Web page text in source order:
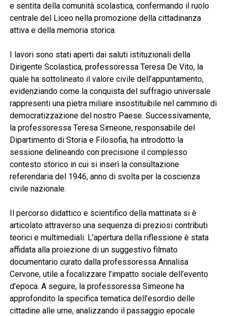
e sentita della comunità scolastica, confermando il ruolo
centrale del Liceo nella promozione della cittadinanza
attiva e della memoria storica.
I lavori sono stati aperti dai saluti istituzionali della
Dirigente Scolastica, professoressa Teresa De Vito, la
quale ha sottolineato il valore civile dell’appuntamento,
evidenziando come la conquista del suffragio universale
rappresenti una pietra miliare insostituibile nel cammino di
democratizzazione del nostro Paese. Successivamente,
la professoressa Teresa Simeone, responsabile del
Dipartimento di Storia e Filosofia, ha introdotto la
sessione delineando con precisione il complesso
contesto storico in cui si inserì la consultazione
referendaria del 1946, anno di svolta per la coscienza
civile nazionale.
Il percorso didattico e scientifico della mattinata si è
articolato attraverso una sequenza di preziosi contributi
teorici e multimediali. L’apertura della riflessione è stata
affidata alla proiezione di un suggestivo filmato
documentario curato dalla professoressa Annalisa
Cervone, utile a focalizzare l’impatto sociale dell’evento
d’epoca. A seguire, la professoressa Simeone ha
approfondito la specifica tematica dell’esordio delle
cittadine alle urne, analizzando il passaggio epocale